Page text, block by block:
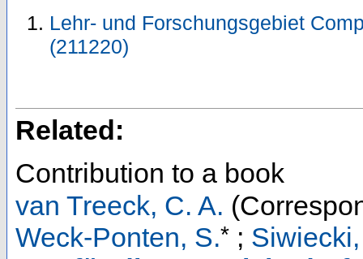
Lehr- und Forschungsgebiet
(211220)
Related:
Contribution to a book
van Treeck, C. A.
Weck-Ponten, S.* ;